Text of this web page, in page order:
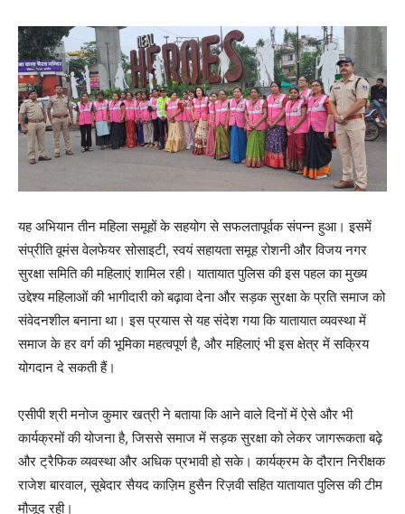
यह अभियान तीन महिला समूहों के सहयोग से सफलतापूर्वक संपन्न हुआ। इसमें
संप्रीति वूमंस वेलफेयर सोसाइटी, स्वयं सहायता समूह रोशनी और विजय नगर
सुरक्षा समिति की महिलाएं शामिल रही। यातायात पुलिस की इस पहल का मुख्य
उद्देश्य महिलाओं की भागीदारी को बढ़ावा देना और सड़क सुरक्षा के प्रति समाज को
संवेदनशील बनाना था। इस प्रयास से यह संदेश गया कि यातायात व्यवस्था में
समाज के हर वर्ग की भूमिका महत्वपूर्ण है, और महिलाएं भी इस क्षेत्र में सक्रिय
योगदान दे सकती हैं।
एसीपी श्री मनोज कुमार खत्री ने बताया कि आने वाले दिनों में ऐसे और भी
कार्यक्रमों की योजना है, जिससे समाज में सड़क सुरक्षा को लेकर जागरूकता बढ़े
और ट्रैफिक व्यवस्था और अधिक प्रभावी हो सके। कार्यक्रम के दौरान निरीक्षक
राजेश बारवाल, सूबेदार सैयद काज़िम हुसैन रिज़वी सहित यातायात पुलिस की टीम
मौजूद रही।